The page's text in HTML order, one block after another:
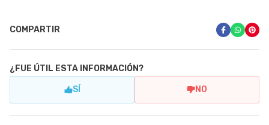
COMPARTIR
¿FUE ÚTIL ESTA INFORMACIÓN?
SÍ NO